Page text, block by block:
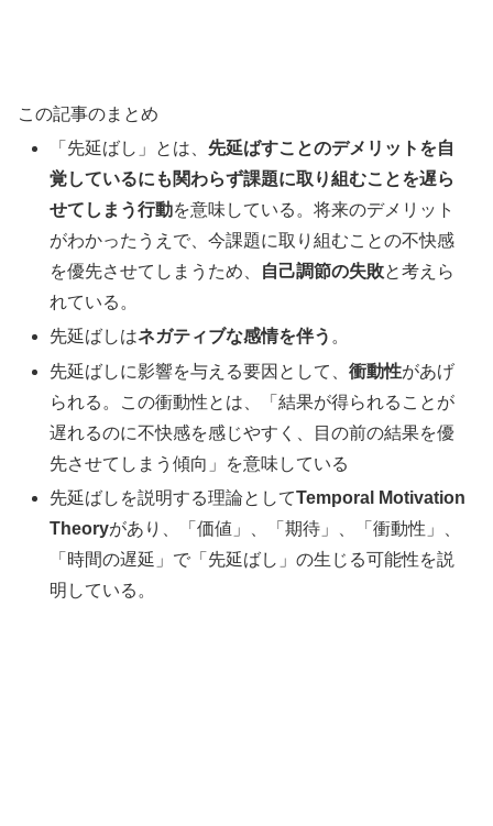
この記事のまとめ
「先延ばし」とは、 先延ばすことのデメリットを自
覚しているにも関わらず課題に取り組むことを遅ら
せてしまう行動を意味している。将来のデメリット
がわかったうえで、今課題に取り組むことの不快感
を優先させてしまうため、
自己調節の失敗と考えら
れている。
先延ばしはネガティブな感情を伴う 。
先延ばしに影響を与える要因として、衝動性があげ
られる。この衝動性とは、「結果が得られることが
遅れるのに不快感を感じやすく、目の前の結果を優
先させてしまう傾向」を意味している
先延ばしを説明する理論としてTemporal Motivation
Theoryがあり、「価値」、「期待」、「衝動性」、
「時間の遅延」で「先延ばし」の生じる可能性を説
明している。